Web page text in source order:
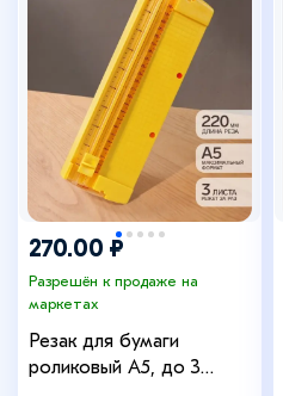
270.00 ₽
Разрешён к продаже на
маркетах
Резак для бумаги
роликовый А5, до 3